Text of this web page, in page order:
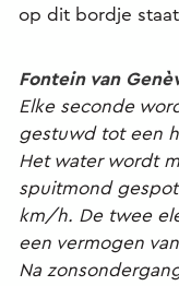
op dit bordje
Fontein van
Elke seconde
gestuwd tot een
Het water wordt
spuitmond
km/h. De twee
een vermogen
Na